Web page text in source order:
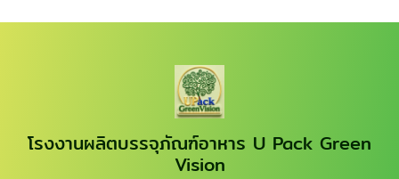
โรงงานผลิตบรรจุภัณฑ์อาหาร U Pack Green
Vision